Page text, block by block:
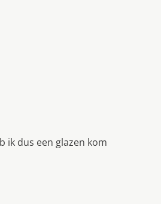
ik dus een glazen kom